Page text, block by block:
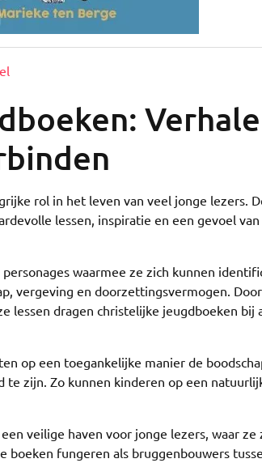
rol in het leven van veel jonge lezers.
lessen, inspiratie en een gevoel
waarmee ze zich kunnen
vergeving en doorzettingsvermogen.
lessen dragen christelijke jeugdboeken bij
op een toegankelijke manier de
zijn. Zo kunnen kinderen op een
veilige haven voor jonge lezers, waar
boeken fungeren als bruggenbouwers